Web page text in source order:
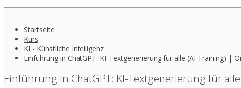
Startseite
Kurs
KI - Künstliche Intelligenz
Einführung in ChatGPT: KI-Textgenerierung für alle (AI Training) |
Einführung in ChatGPT: KI-Textgenerierung für